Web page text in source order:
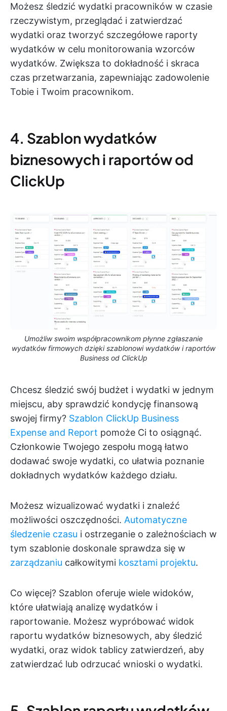
Możesz śledzić wydatki pracowników w czasie
rzeczywistym, przeglądać i zatwierdzać
wydatki oraz tworzyć szczegółowe raporty
wydatków w celu monitorowania wzorców
wydatków. Zwiększa to dokładność i skraca
czas przetwarzania, zapewniając zadowolenie
Tobie i Twoim pracownikom.
4. Szablon wydatków
biznesowych i raportów od
ClickUp
Umożliw swoim współpracownikom płynne zgłaszanie
wydatków firmowych dzięki szablonowi wydatków i raportów
Business od ClickUp
Chcesz śledzić swój budżet i wydatki w jednym
miejscu, aby sprawdzić kondycję finansową
swojej firmy? Szablon ClickUp Business
Expense and Report pomoże Ci to osiągnąć.
Członkowie Twojego zespołu mogą łatwo
dodawać swoje wydatki, co ułatwia poznanie
dokładnych wydatków każdego działu.
Możesz wizualizować wydatki i znaleźć
możliwości oszczędności. Automatyczne
śledzenie czasu i ostrzeganie o zależnościach w
tym szablonie doskonale sprawdza się w
zarządzaniu całkowitymi kosztami projektu.
Co więcej? Szablon oferuje wiele widoków,
które ułatwiają analizę wydatków i
raportowanie. Możesz wypróbować widok
raportu wydatków biznesowych, aby śledzić
wydatki, oraz widok tablicy zatwierdzeń, aby
zatwierdzać lub odrzucać wnioski o wydatki.